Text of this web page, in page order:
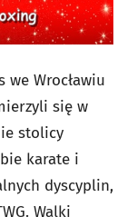
we Wrocławiu
się w
stolicy
karate i
dyscyplin,
Walki